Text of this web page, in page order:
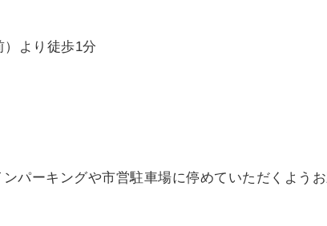
より徒歩1分
パーキングや市営駐車場に停めていただくよう